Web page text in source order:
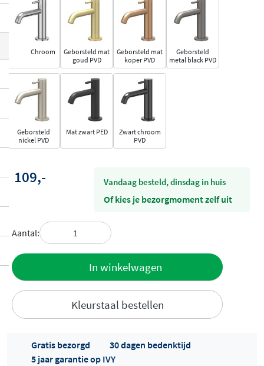
Chroom
Geborsteld mat
goud PVD
Geborsteld mat
koper PVD
Geborsteld
metal black PVD
Geborsteld
nickel PVD
Mat zwart PED
Zwart chroom
PVD
109,- vandaag besteld, dinsdag in huis
Of kies je bezorgmoment zelf uit
Aantal:
In winkelwagen
Kleurstaal bestellen
Gratis bezorgd
30 dagen bedenktijd
5 jaar garantie op IVY